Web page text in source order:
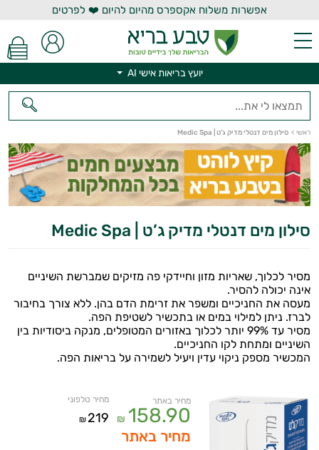
אפשרות משלוח אקספרס מהיום להיום ❤️ לפרטים
יועץ בריאות אישי AI
ראשי > סילון מים דנטלי מדיק ג’ט | Medic Spa
סילון מים דנטלי מדיק ג’ט | Medic Spa
מסיר לכלוך, שאריות מזון וחיידקי פה מזיקים שמברשת השיניים
אינה יכולה להסיר.
מעסה את החניכיים ומשפר את זרימת הדם בהן. ללא צורך בחיבור
לברז. ניתן למילוי במים או בתכשיר לשטיפת הפה.
מסיר עד 99% יותר לכלוך באזורים המטופלים, מנקה ביסודיות בין
השיניים ומתחת לקו החניכיים.
המכשיר מספק ניקוי עדין ויעיל לשמירה על בריאות הפה.
מחיר באתר
158.90
₪
מחיר טלפוני
219
₪
מחיר באתר
יועץ בריאות אישי AI